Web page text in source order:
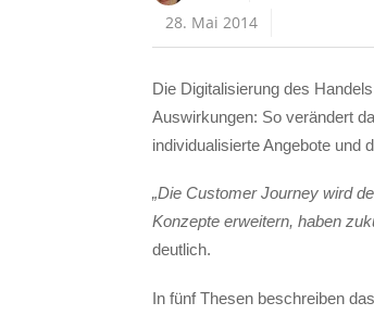
28. Mai 2014
Die Digitalisierung des
Auswirkungen: So verändert
individualisierte Angebote
„Die Customer Journey wird
Konzepte erweitern, haben
deutlich.
In fünf Thesen beschreiben